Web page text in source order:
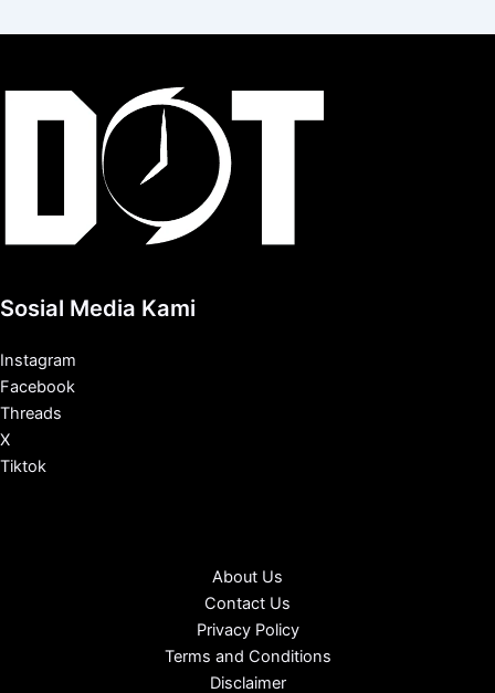
Sosial Media Kami
Instagram
Facebook
Threads
X
Tiktok
About Us
Contact Us
Privacy Policy
Terms and Conditions
Disclaimer